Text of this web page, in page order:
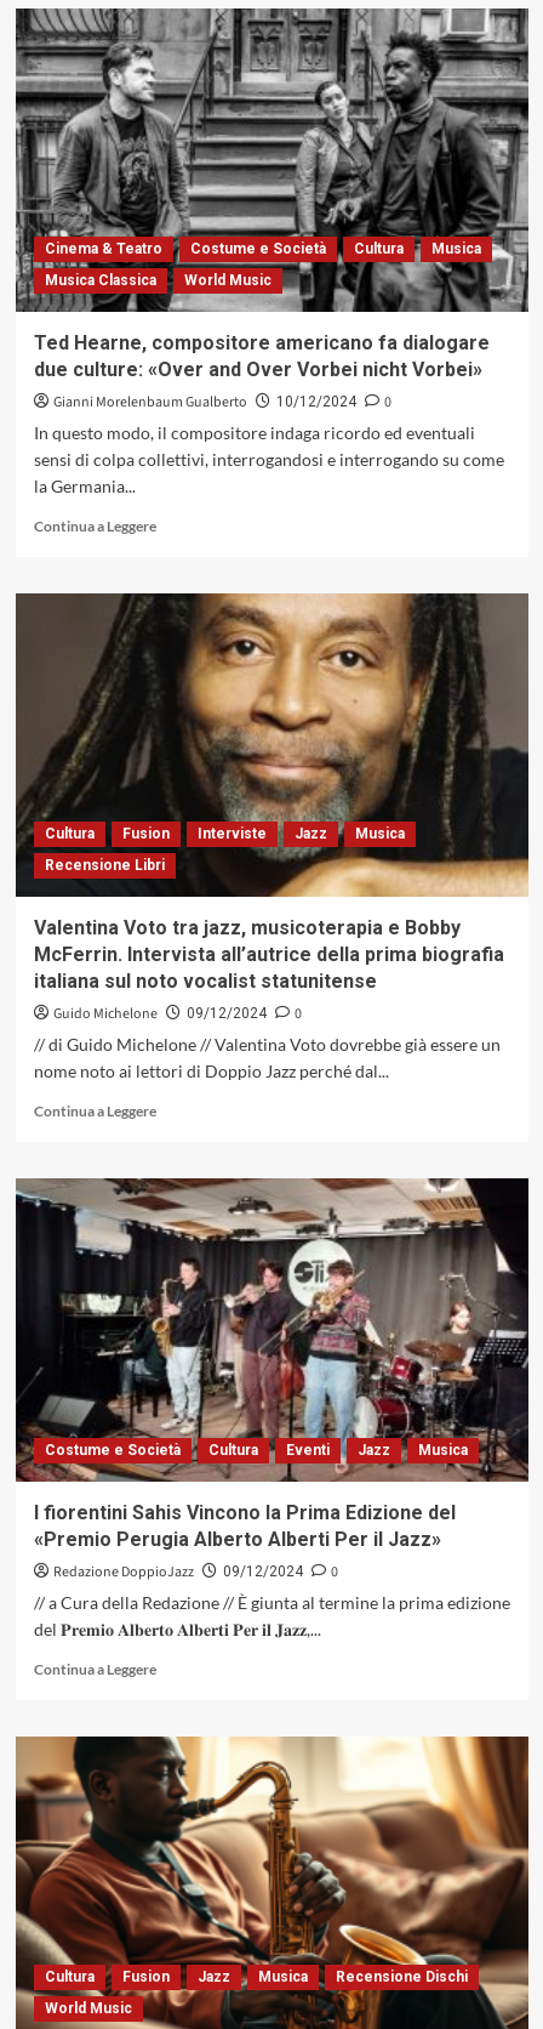
su
Donald
Byrd
con
«Fancy
Free»:
due
epoche,
due
stili
(Blue
Note
1970)
Cinema & Teatro Costume e Società Cultura
Musica
Musica Classica
World Music
Ted Hearne, compositore americano fa dialogare
due culture: «Over and Over Vorbei nicht Vorbei»
Gianni Morelenbaum Gualberto 10/12/2024
0
In questo modo, il compositore indaga ricordo ed eventuali
sensi di colpa collettivi, interrogandosi e interrogando su come
la Germania...
Continua a LeggereLeggi
su
Hearne,
compositore
americano
fa
dialogare
culture:
and
Over
Vorbei
Cultura Fusion Interviste Jazz
Musica
Recensione Libri
Valentina Voto tra jazz, musicoterapia e Bobby
McFerrin. Intervista all’autrice della prima biografia
italiana sul noto vocalist statunitense
Guido Michelone 09/12/2024
0
// di Guido Michelone // Valentina Voto dovrebbe già essere un
nome noto ai lettori di Doppio Jazz perché dal...
Continua a LeggereLeggi
su
Valentina
Voto
jazz,
musicoterapia
e
Bobby
McFerrin.
Intervista
all’autrice
della
prima
biografia
sul
noto
vocalist
Costume e Società Cultura Eventi Jazz Musica
I fiorentini Sahis Vincono la Prima Edizione del
«Premio Perugia Alberto Alberti Per il Jazz»
Redazione DoppioJazz 09/12/2024
0
// a Cura della Redazione // È giunta al termine la prima edizione
del 𝐏𝐫𝐞𝐦𝐢𝐨 𝐀𝐥𝐛𝐞𝐫𝐭𝐨 𝐀𝐥𝐛𝐞𝐫𝐭𝐢 𝐏𝐞𝐫 𝐢𝐥 𝐉𝐚𝐳𝐳,...
Continua a LeggereLeggi
su
I
fiorentini
Sahis
Vincono
la
Prima
Edizione
del
«Premio
Perugia
Alberto
Alberti
Cultura Fusion Jazz Musica
Recensione Dischi
World Music